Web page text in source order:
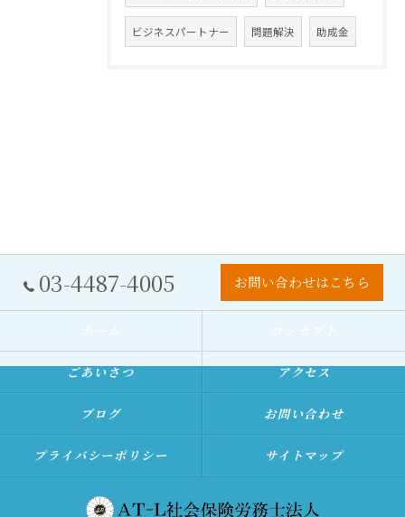
ビジネスパートナー 問題解決 助成金
03-4487-4005 お問い合わせはこちら
ごあいさつ アクセス
ブログ お問い合わせ
プライバシーポリシー サイトマップ